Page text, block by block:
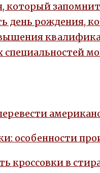
который
день рождения,
особенности
кроссовки в